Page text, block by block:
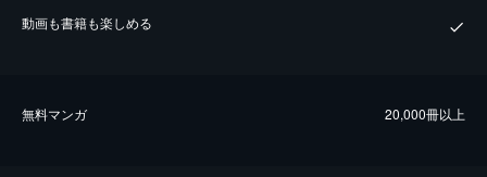
動画も書籍も楽しめる
無料マンガ 20,000冊以上